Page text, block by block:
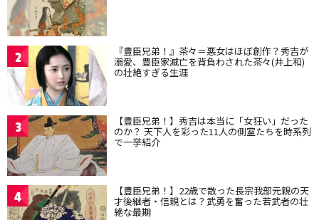
2 『豊臣兄弟！』茶々＝悪女はほぼ創作？秀吉が
溺愛、豊臣家滅亡を背負わされた茶々(井上和)
の壮絶すぎる生涯
3 【豊臣兄弟！】秀吉は本当に「女狂い」だった
のか？ 天下人を彩った11人の側室たちを時系列
で一挙紹介
4 【豊臣兄弟！】22歳で散った長宗我部元親の天
才後継者・信親とは？武勇を奮った若武者の壮
絶な最期